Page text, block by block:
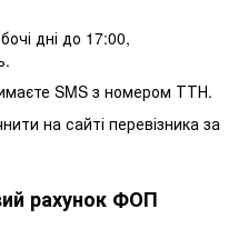
дні до 17:00,
SMS з номером ТТН.
на сайті перевізника за
рахунок ФОП